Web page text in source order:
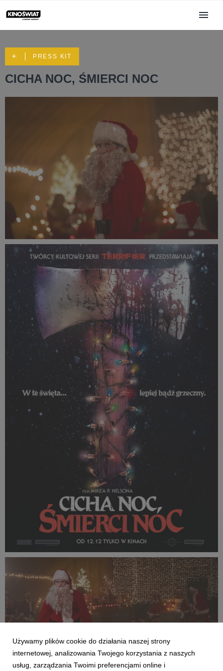
PRESS KIT
CICHA NOC, ŚMIERCI NOC
Silent-Night-Deadly-Night-Stills-Press-Photos-
1731x1154-HB207391-jpg[1].jpg
CICHA NOC SMIERCI NOC_plakat teaserowy.jpg
Używamy plików cookie do działania naszej strony
internetowej, analizowania Twojego korzystania z naszych
usług, zarządzania Twoimi preferencjami online i